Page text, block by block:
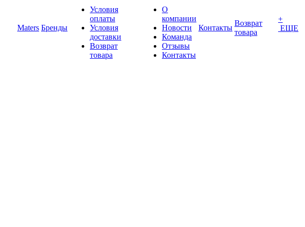
Maters Бренды
Условия
оплаты
Условия
доставки
Возврат
товара
О
компании
Новости
Команда
Отзывы
Контакты
Контакты
Возврат
товара
+
ЕЩЕ